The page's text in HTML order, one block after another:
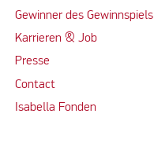
Gewinner des Gewinnspiels
Karrieren & Job
Presse
Contact
Isabella Fonden